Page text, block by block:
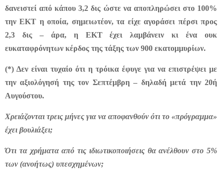
δανειστεί από κάπου 3,2 δις ώστε να αποπληρώσει στο 100%
την ΕΚΤ η οποία, σημειωτέον, τα είχε αγοράσει πέρσι προς
2,3 δις – άρα, η ΕΚΤ έχει λαμβάνειν κι ένα ουκ
ευκαταφρόνητων κέρδος της τάξης των 900 εκατομμυρίων.
(*) Δεν είναι τυχαίο ότι η τρόικα έφυγε για να επιστρέψει με
την αξιολόγησή της τον Σεπτέμβρη – δηλαδή μετά την 20ή
Αυγούστου.
Χρειάζονται τρεις μήνες για να αποφανθούν ότι το «πρόγραμμα»
έχει βουλιάξει;
Ότι τα χρήματα από τις ιδιωτικοποιήσεις θα ανέλθουν στο 5%
των (ανοήτως) υπεσχημένων;